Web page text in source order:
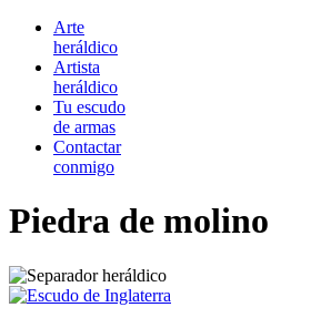
Arte
heráldico
Artista
heráldico
Tu escudo
de armas
Contactar
conmigo
Piedra de molino